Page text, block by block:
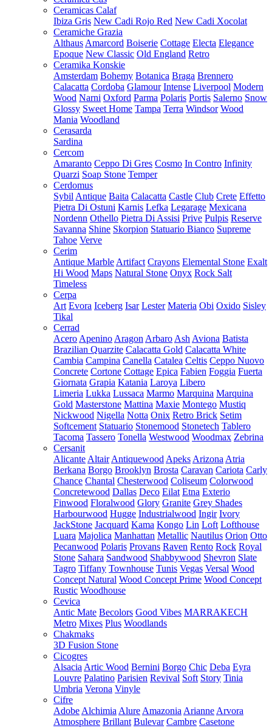
Ceramicas Calaf
Ibiza Gris New Cadi Rojo Red New Cadi Xocolat
Ceramiche Grazia
Althaus Amarcord Boiserie Cottage Electa Elegance
Epoque New Classic Old England Retro
Ceramika Konskie
Amsterdam Bohemy Botanica Braga Brennero
Calacatta Cordoba Glamour Intense Liverpool Modern
Wood Narni Oxford Parma Polaris Portis Salerno Snow
Glossy Sweet Home Tampa Terra Windsor Wood
Mania Woodland
Cerasarda
Sardina
Cercom
Amaranto Ceppo Di Gres Cosmo In Contro Infinity
Quarzi Soap Stone Temper
Cerdomus
Sybil Antique Baita Calacatta Castle Club Crete Effetto
Pietra Di Ostuni Karnis Lefka Legarage Mexicana
Nordenn Othello Pietra Di Assisi Prive Pulpis Reserve
Savanna Shine Skorpion Statuario Bianco Supreme
Tahoe Verve
Cerim
Antique Marble Artifact Crayons Elemental Stone Exalt
Hi Wood Maps Natural Stone Onyx Rock Salt
Timeless
Cerpa
Art Evora Iceberg Isar Lester Materia Obi Oxido Sisley
Tikal
Cerrad
Acero Apenino Aragon Arbaro Ash Aviona Batista
Brazilian Quarzite Calacatta Gold Calacatta White
Cambia Campina Canella Catalea Celtis Ceppo Nuovo
Concrete Cortone Cottage Epica Fabien Foggia Fuerta
Giornata Grapia Katania Laroya Libero
Limeria Lukka Lussaca Marmo Marquina Marquina
Gold Masterstone Mattina Maxie Montego Mustiq
Nickwood Nigella Notta Onix Retro Brick Setim
Softcement Statuario Stonemood Stonetech Tablero
Tacoma Tassero Tonella Westwood Woodmax Zebrina
Cersanit
Alicante Altair Antiquewood Apeks Arizona Atria
Berkana Borgo Brooklyn Brosta Caravan Cariota Carly
Chance Chantal Chesterwood Coliseum Colorwood
Concretewood Dallas Deco Eilat Etna Exterio
Finwood Floralwood Glory Granite Grey Shades
Harbourwood Hugge Industrialwood Ingir Ivory
JackStone Jacquard Kama Kongo Lin Loft Lofthouse
Luara Majolica Manhattan Metallic Nautilus Orion Otto
Pecanwood Polaris Provans Raven Rento Rock Royal
Stone Sahara Sandwood Shabbywood Shevron Slate
Tagro Tiffany Townhouse Tunis Vegas Versal Wood
Concept Natural Wood Concept Prime Wood Concept
Rustic Woodhouse
Cevica
Antic Mate Becolors Good Vibes MARRAKECH
Metro Mixes Plus Woodlands
Chakmaks
3D Fusion Stone
Cicogres
Alsacia Artic Wood Bernini Borgo Chic Deba Eyra
Louvre Palatino Parisien Revival Soft Story Tinia
Umbria Verona Vinyle
Cifre
Adobe Alchimia Alure Amazonia Arianne Arvora
Atmosphere Brillant Bulevar Cambre Casetone